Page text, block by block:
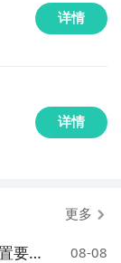
详情
详情
更多
要
08-08